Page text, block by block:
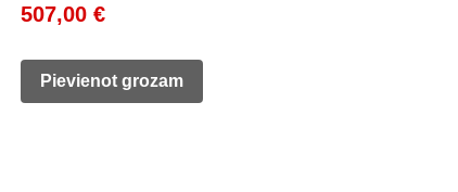
Original
was:
507,00€Current
is:
Pievienot grozam